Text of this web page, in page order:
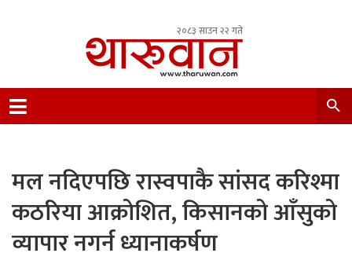
२०८३ साउन २२ गते
Nepal.
मल नदिएपछि रास्वपाकै सांसद करिश्मा
कठरिया आक्रोशित, किसानको आँसुको
व्यापार नगर्न ध्यानाकर्षण